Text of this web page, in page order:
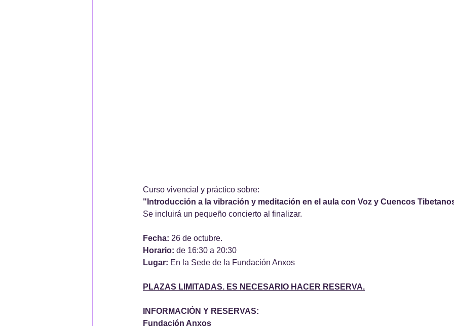
Curso vivencial y práctico sobre:
"Introducción a la vibración y meditación en el aula con Voz y Cuencos
Se incluirá un pequeño concierto al finalizar.
Fecha: 26 de octubre.
Horario: de 16:30 a 20:30
Lugar: En la Sede de la Fundación Anxos
PLAZAS LIMITADAS. ES NECESARIO HACER RESERVA.
INFORMACIÓN Y RESERVAS:
Fundación Anxos